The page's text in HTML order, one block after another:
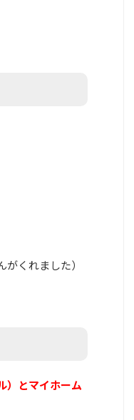
くれました）
）とマイホーム